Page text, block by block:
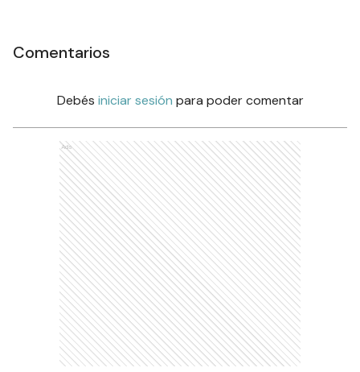
Comentarios
Debés iniciar sesión para poder comentar
Ads